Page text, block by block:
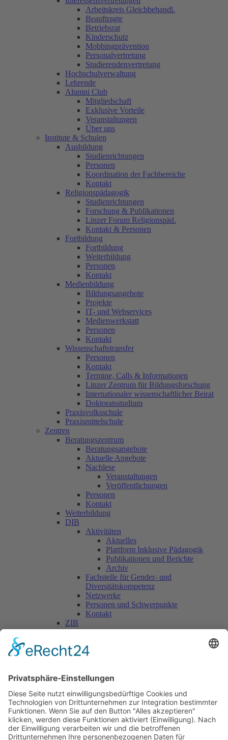
Arbeitskreis Gleichbehandl.
Beauftragte
Betriebsrat
Kinderschutz
Mobbingprävention
Personalvertretung
Studierendenvertretung
Hochschulverwaltung
Lehrende
Alumni Club
Mitgliedschaft
Exklusive Vorteile
Veranstaltungen
Über uns
Institute & Schulen
Ausbildung
Studienrichtungen
Personen
Koordination der Fachbereiche
Kontakt
Religionspädagogik
Studienrichtungen
Forschung & Publikationen
Linzer Forum Religionspäd.
Kontakt & Personen
Fortbildung
Fortbildung
Weiterbildung
Personen
Kontakt
Medienbildung
Bildungsangebote
Projekte
IT- und Webservices
Medienwerkstatt
Personen
Kontakt
Wissenschaftstransfer
Personen
Kontakt
Termine, Calls & Informationen
Linzer Zentrum für Bildungsforschung
Internationaler wissenschaftlicher Beirat
Doktoratsstudium
Praxisvolksschule
Praxismittelschule
Zentren
Beratungszentrum
Beratungsangebote
Aktuelle Angebote
Nachlese
Veranstaltungen
Veröffentlichungen
Personen
Kontakt
Weiterbildung
DIB
Aktivitäten
Aktuelles
Plattform Inklusive Pädagogik
Publikationen und Berichte
Archiv
Fachstelle für Gender- und
Diversitätskompetenz
Netzwerke
Personen und Schwerpunkte
Kontakt
ZIB
Päd. Praktische Studien
Personen
Nationale Kooperationen
L.E.V.
Nachlese
Soziales Engagement
Materialien und Links
Personen